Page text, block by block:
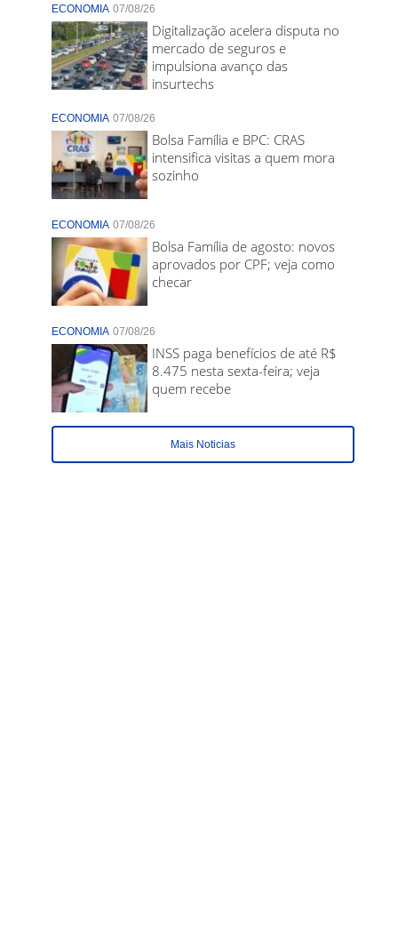
ECONOMIA 07/08/26
Digitalização acelera disputa no
mercado de seguros e
impulsiona avanço das
insurtechs
ECONOMIA 07/08/26
Bolsa Família e BPC: CRAS
intensifica visitas a quem mora
sozinho
ECONOMIA 07/08/26
Bolsa Família de agosto: novos
aprovados por CPF; veja como
checar
ECONOMIA 07/08/26
INSS paga benefícios de até R$
8.475 nesta sexta-feira; veja
quem recebe
Mais Noticias